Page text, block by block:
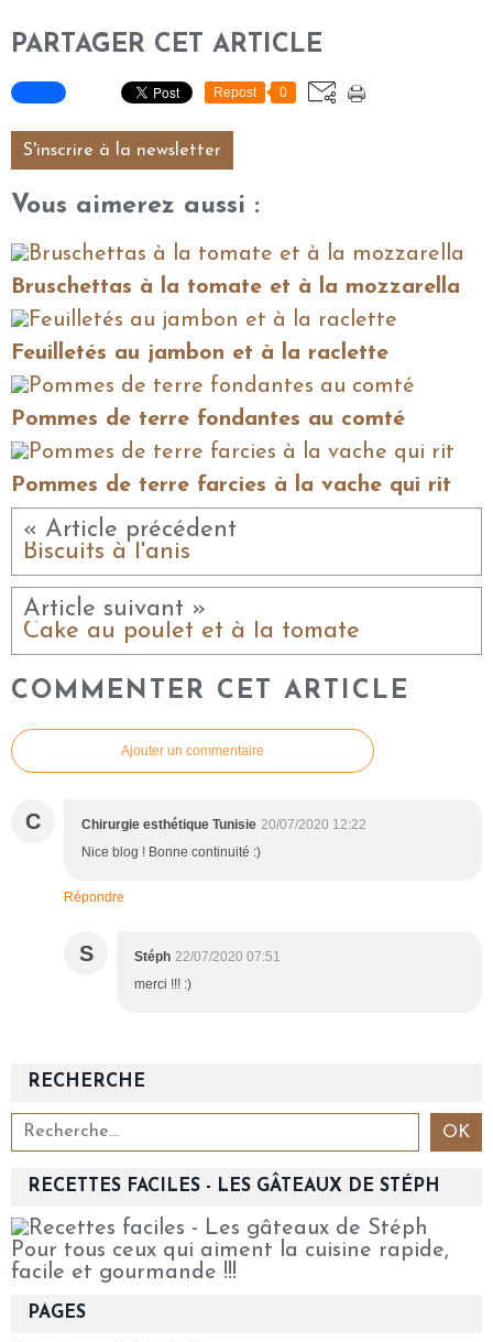
PARTAGER CET ARTICLE
Repost 0
S'inscrire à la newsletter
Vous aimerez aussi :
Bruschettas à la tomate et à la mozzarella
Feuilletés au jambon et à la raclette
Pommes de terre fondantes au comté
Pommes de terre farcies à la vache qui rit
« Article précédent
Biscuits à l'anis
Article suivant »
Cake au poulet et à la tomate
COMMENTER CET ARTICLE
Ajouter un commentaire
C Chirurgie esthétique Tunisie 20/07/2020 12:22
Nice blog ! Bonne continuité :)
Répondre
S Stéph 22/07/2020 07:51
merci !!! :)
RECHERCHE
RECETTES FACILES - LES GÂTEAUX DE STÉPH
Pour tous ceux qui aiment la cuisine rapide,
facile et gourmande !!!
PAGES